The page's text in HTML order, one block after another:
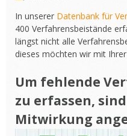
In unserer Datenbank für
400 Verfahrensbeistände
längst nicht alle
dieses möchten wir mit
Um fehlende
zu erfassen,
Mitwirkung